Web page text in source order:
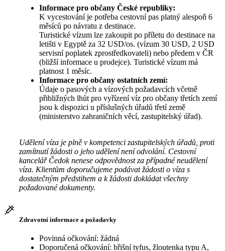
Informace pro občany České republiky:
K vycestování je potřeba cestovní pas platný alespoň 6
měsíců po návratu z destinace.
Turistické vízum lze zakoupit po příletu do destinace na
letišti v Egyptě za 32 USD/os. (vízum 30 USD, 2 USD
servisní poplatek zprostředkovateli) nebo předem v ČR
(bližší informace u prodejce). Turistické vízum má
platnost 1 měsíc.
Informace pro občany ostatních zemí:
Údaje o pasových a vízových požadavcích včetně
přibližných lhůt pro vyřízení víz pro občany třetích zemí
jsou k dispozici u příslušných úřadů třetí země
(ministerstvo zahraničních věcí, zastupitelský úřad).
Udělení víza je plně v kompetenci zastupitelských úřadů, proti
zamítnutí žádosti o jeho udělení není odvolání. Cestovní
kancelář Čedok nenese odpovědnost za případné neudělení
víza. Klientům doporučujeme podávat žádosti o víza s
dostatečným předstihem a k žádosti dokládat všechny
požadované dokumenty.
Zdravotní informace a požadavky
Povinná očkování: žádná
Doporučená očkování: břišní tyfus, žloutenka typu A,